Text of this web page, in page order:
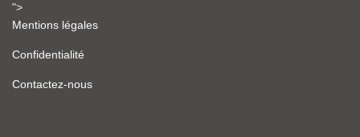
">
Mentions légales
Confidentialité
Contactez-nous